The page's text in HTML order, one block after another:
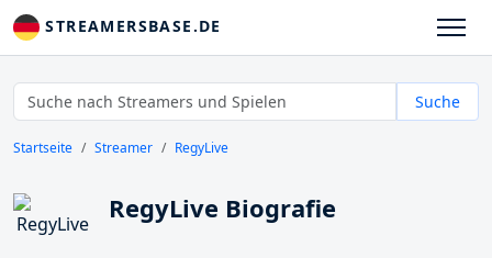
STREAMERSBASE.DE
Suche
Startseite Streamer RegyLive
RegyLive Biografie